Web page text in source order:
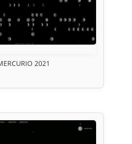
2021